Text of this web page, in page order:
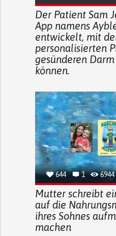
Der Patient Sam
App namens
entwickelt, mit
personalisierten
gesünderen
können.
644 1 6944
Mutter schreibt
auf die
ihres Sohnes
machen